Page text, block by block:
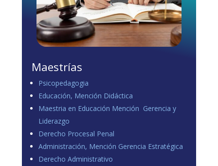
Maestrías
Psicopedagogia
Educación, Mención Didáctica
Maestria en Educación Mención Gerencia y
Liderazgo
Derecho Procesal Penal
Administración, Mención Gerencia Estratégica
Derecho Administrativo